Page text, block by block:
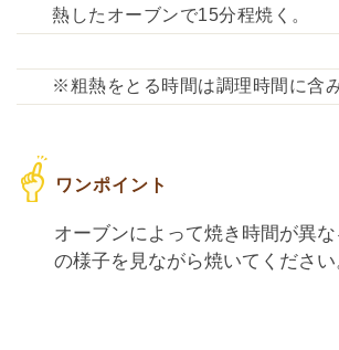
熱したオーブンで15分程焼く。
※粗熱をとる時間は調理時間に含
オーブンによって焼き時間が異
の様子を見ながら焼いてください